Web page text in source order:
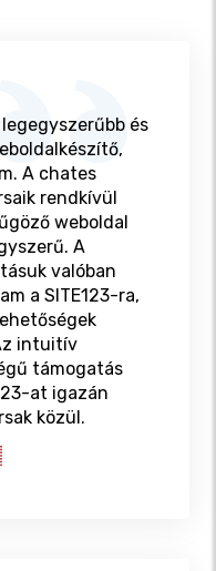
és
A chates
rendkívül
weboldal
A
valóban
a SITE123-ra,
intuitív
támogatás
at igazán
közül.